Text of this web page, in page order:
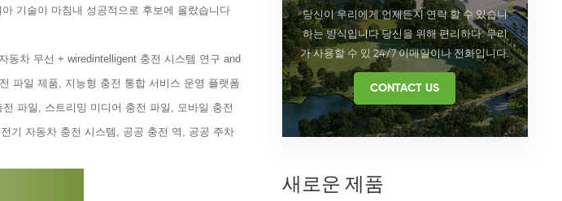
당신이 우리에게 언제든지 연락 할 수 있습니
하는 방식입니다 당신을 위해 편리하다. 우리
가 사용할 수 있 24/7 이메일이나 전화입니다.
CONTACT US
새로운 제품
기술이 마침내 성공적으로 후보에 올랐습니다
차 무선 + wiredintelligent 충전 시스템 연구 and
파일 제품, 지능형 충전 통합 서비스 운영 플랫폼
전 파일, 스트리밍 미디어 충전 파일, 모바일 충전
기 자동차 충전 시스템, 공공 충전 역, 공공 주차